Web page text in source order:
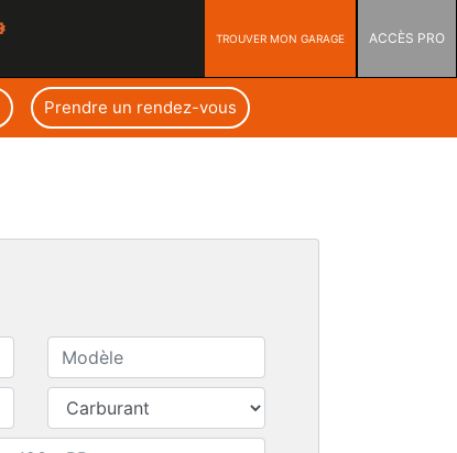
TROUVER MON GARAGE ACCÈS PRO
Prendre un rendez-vous